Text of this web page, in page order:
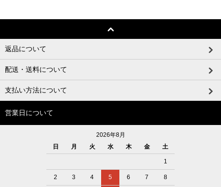
返品について
配送・送料について
支払い方法について
営業日について
2026年8月
日
月 火 水 木 金 土
1
2 3 4 5 6 7 8